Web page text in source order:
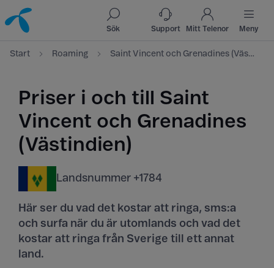
Till innehåll
Till sök
Sök Support Mitt Telenor Meny
Start Roaming Saint Vincent och Grenadines (Västindien)
Priser i och till Saint
Vincent och Grenadines
(Västindien)
Landsnummer +1784
Här ser du vad det kostar att ringa, sms:a
och surfa när du är utomlands och vad det
kostar att ringa från Sverige till ett annat
land.